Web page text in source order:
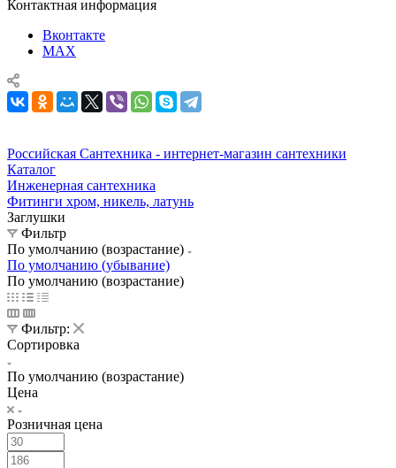
Контактная информация
Вконтакте
MAX
Российская Сантехника - интернет-магазин сантехники
Каталог
Инженерная сантехника
Фитинги хром, никель, латунь
Заглушки
Фильтр
По умолчанию (возрастание)
По умолчанию (убывание)
По умолчанию (возрастание)
Фильтр:
Сортировка
По умолчанию (возрастание)
Цена
Розничная цена